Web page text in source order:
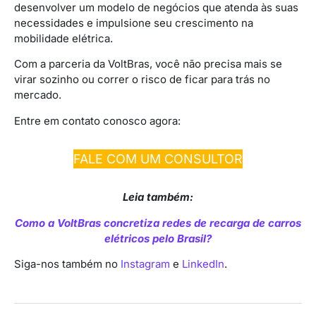
desenvolver um modelo de negócios que atenda às suas
necessidades e impulsione seu crescimento na
mobilidade elétrica.
Com a parceria da VoltBras, você não precisa mais se
virar sozinho ou correr o risco de ficar para trás no
mercado.
Entre em contato conosco agora:
FALE COM UM CONSULTOR
Leia também:
Como a VoltBras concretiza redes de recarga de carros
elétricos pelo Brasil?
Siga-nos também no Instagram e LinkedIn.